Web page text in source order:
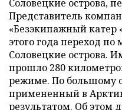
Соловецкие острова,
Представитель
«Безэкипажный катер
этого года переход
Соловецкие острова.
прошло 280
режиме. По большому
примененный в
результатом. Об этом